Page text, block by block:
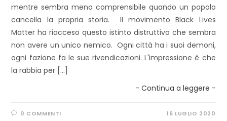
mentre sembra meno comprensibile quando un popolo
cancella la propria storia. Il movimento Black Lives
Matter ha riacceso questo istinto distruttivo che sembra
non avere un unico nemico. Ogni città ha i suoi demoni,
ogni fazione fa le sue rivendicazioni. L'impressione è che
la rabbia per […]
- Continua a leggere -
0 COMMENTI 16 LUGLIO 2020